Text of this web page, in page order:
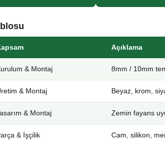
Açıklama
& Montaj 8mm / 10mm
& Montaj Beyaz, krom,
& Montaj Zemin fayans
& İşçilik Cam, silikon,